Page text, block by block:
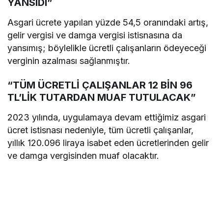
YANSIDI”
Asgari ücrete yapılan yüzde 54,5 oranındaki artış,
gelir vergisi ve damga vergisi istisnasına da
yansımış; böylelikle ücretli çalışanların ödeyeceği
verginin azalması sağlanmıştır.
“TÜM ÜCRETLİ ÇALIŞANLAR 12 BİN 96
TL’LİK TUTARDAN MUAF TUTULACAK”
2023 yılında, uygulamaya devam ettiğimiz asgari
ücret istisnası nedeniyle, tüm ücretli çalışanlar,
yıllık 120.096 liraya isabet eden ücretlerinden gelir
ve damga vergisinden muaf olacaktır.